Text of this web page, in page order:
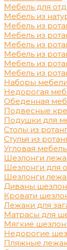
Мебель для
Мебель из
Мебель из
Мебель из
Мебель из
Мебель из
Мебель из
Мебель из
Наборы мебели
Недорогая
Обеденная
Подвесные
Подушки для
Столы из
Стулья из
Угловая
Шезлонги
Шезлонги для
Шезлонги
Диваны
Кровати
Лежаки для
Матрасы для
Мягкие
Недорогие
Пляжные